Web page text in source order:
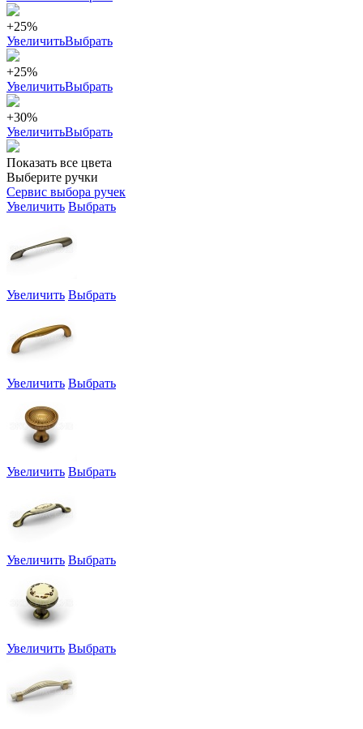
+25%
УвеличитьВыбрать
+25%
УвеличитьВыбрать
+30%
УвеличитьВыбрать
Показать все цвета
Выберите ручки
Сервис выбора ручек
Увеличить Выбрать
Увеличить Выбрать
Увеличить Выбрать
Увеличить Выбрать
Увеличить Выбрать
Увеличить Выбрать